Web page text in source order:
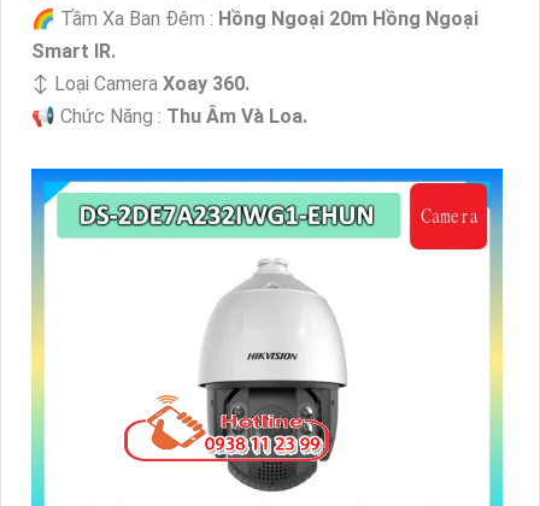
🌈 Tầm Xa Ban Đêm : Hồng Ngoại 20m Hồng Ngoại
Smart IR.
↕️ Loại Camera Xoay 360.
️📢 Chức Năng : Thu Âm Và Loa.